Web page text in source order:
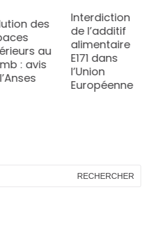
des
au
: avis
Interdiction
de l’additif
alimentaire
E171 dans
l’Union
Européenne